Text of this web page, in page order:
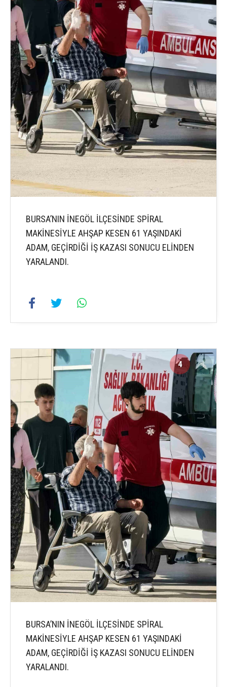
BURSA’NIN İNEGÖL İLÇESİNDE SPİRAL
MAKİNESİYLE AHŞAP KESEN 61 YAŞINDAKİ
ADAM, GEÇİRDİĞİ İŞ KAZASI SONUCU ELİNDEN
YARALANDI.
4 4
BURSA’NIN İNEGÖL İLÇESİNDE SPİRAL
MAKİNESİYLE AHŞAP KESEN 61 YAŞINDAKİ
ADAM, GEÇİRDİĞİ İŞ KAZASI SONUCU ELİNDEN
YARALANDI.